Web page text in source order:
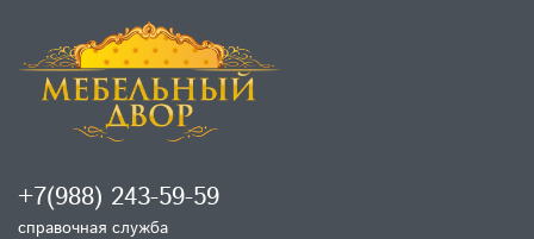
+7(988) 243-59-59
справочная служба